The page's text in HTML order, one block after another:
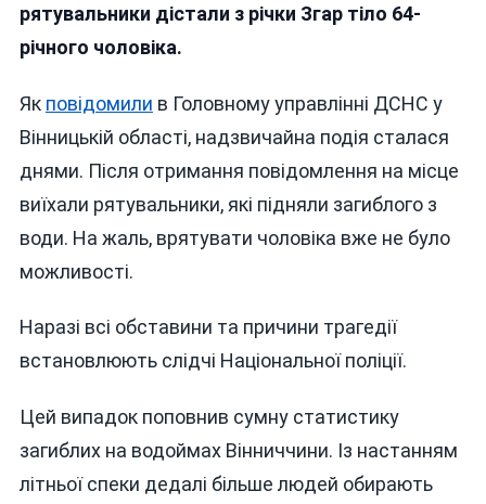
64-
рятувальники дістали з річки Згар тіло 64-
річного чоловіка.
Як повідомили в Головному управлінні ДСНС у
Вінницькій області, надзвичайна подія сталася
днями. Після отримання повідомлення на місце
виїхали рятувальники, які підняли загиблого з
води. На жаль, врятувати чоловіка вже не було
можливості.
Наразі всі обставини та причини трагедії
встановлюють слідчі Національної поліції.
Цей випадок поповнив сумну статистику
загиблих на водоймах Вінниччини. Із настанням
літньої спеки дедалі більше людей обирають